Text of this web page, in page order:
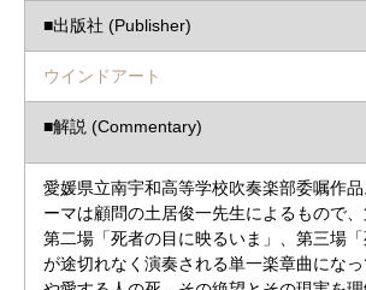
■出版社 (Publisher)
ウインドアート
■解説 (Commentary)
愛媛県立南宇和高等学校吹奏楽部委嘱作
ーマは顧問の土居俊一先生によるもので、
第二場「死者の目に映るいま」、第三場「
が途切れなく演奏される単一楽章曲にな